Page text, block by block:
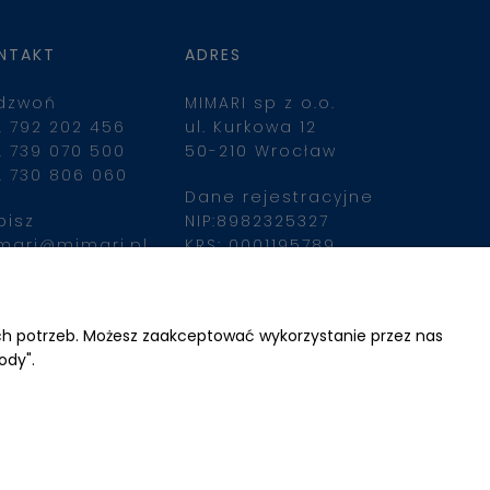
792 202 456
739 070 500
730 806 060
ADRES
MIMARI sp z o.o.
ul. Kurkowa 12
50-210 Wrocław
Dane rejestracyjne
NIP:8982325327
KRS: 0001195789
Możesz zaakceptować wykorzystanie przez nas